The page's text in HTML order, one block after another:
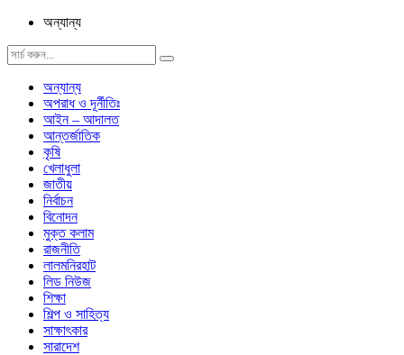
অন্যান্য
অন্যান্য
অপরাধ ও দূর্নীতিঃ
আইন – আদালত
আন্তর্জাতিক
কৃষি
খেলাধুলা
জাতীয়
নির্বাচন
বিনোদন
মুক্ত কলাম
রাজনীতি
লালমনিরহাট
লিড নিউজ
শিক্ষা
শিল্প ও সাহিত্য
সাক্ষাৎকার
সারাদেশ